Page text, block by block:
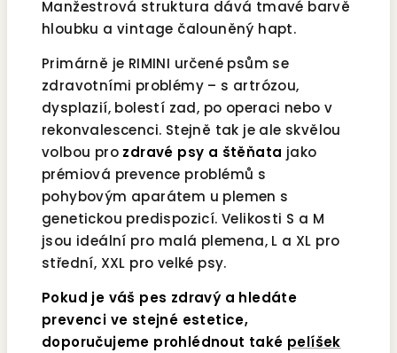
Manžestrová struktura dává tmavé barvě
hloubku a vintage čalouněný hapt.
Primárně je RIMINI určené psům se
zdravotními problémy – s artrózou,
dysplazií, bolestí zad, po operaci nebo v
rekonvalescenci. Stejně tak je ale skvělou
volbou pro zdravé psy a štěňata jako
prémiová prevence problémů s
pohybovým aparátem u plemen s
genetickou predispozicí. Velikosti S a M
jsou ideální pro malá plemena, L a XL pro
střední, XXL pro velké psy.
Pokud je váš pes zdravý a hledáte
prevenci ve stejné estetice,
doporučujeme prohlédnout také pelíšek